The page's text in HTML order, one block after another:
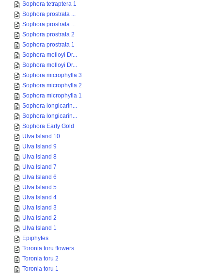
Sophora tetraptera 1
Sophora prostrata ...
Sophora prostrata ...
Sophora prostrata 2
Sophora prostrata 1
Sophora molloyi Dr...
Sophora molloyi Dr...
Sophora microphylla 3
Sophora microphylla 2
Sophora microphylla 1
Sophora longicarin...
Sophora longicarin...
Sophora Early Gold
Ulva Island 10
Ulva Island 9
Ulva Island 8
Ulva Island 7
Ulva Island 6
Ulva Island 5
Ulva Island 4
Ulva Island 3
Ulva Island 2
Ulva Island 1
Epiphytes
Toronia toru flowers
Toronia toru 2
Toronia toru 1